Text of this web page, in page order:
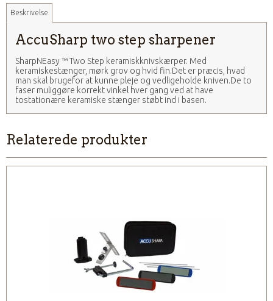
Beskrivelse
AccuSharp two step sharpener
SharpNEasy ™ Two Step keramiskknivskærper. Med
keramiskestænger, mørk grov og hvid fin.Det er præcis, hvad
man skal brugefor at kunne pleje og vedligeholde kniven.De to
faser muliggøre korrekt vinkel hver gang ved at have
tostationære keramiske stænger støbt ind i basen.
Relaterede produkter